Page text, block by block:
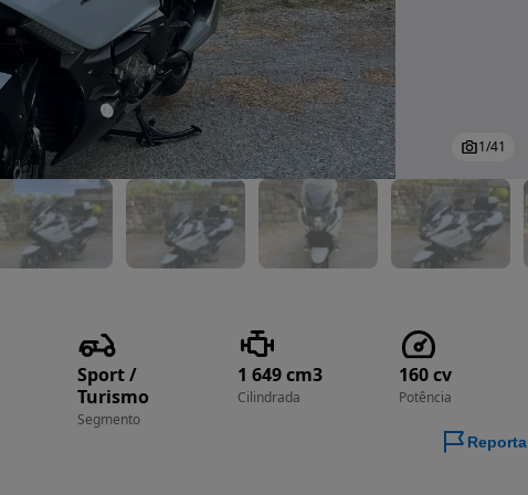
1/41
Sport /
Turismo
Segmento
1 649 cm3
Cilindrada
160 cv
Potência